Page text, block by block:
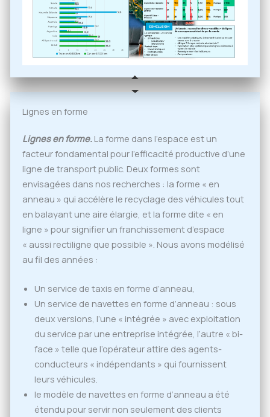
Lignes en forme
Lignes en forme. La forme dans l’espace est un
facteur fondamental pour l’efficacité productive d’une
ligne de transport public. Deux formes sont
envisagées dans nos recherches : la forme « en
anneau » qui accélère le recyclage des véhicules tout
en balayant une aire élargie, et la forme dite « en
ligne » pour signifier un franchissement d’espace
« aussi rectiligne que possible ». Nous avons modélisé
au fil des années :
Un service de taxis en forme d’anneau,
Un service de navettes en forme d’anneau : sous
deux versions, l’une « intégrée » avec exploitation
du service par une entreprise intégrée, l’autre « bi-
face » telle que l’opérateur attire des agents-
conducteurs « indépendants » qui fournissent
leurs véhicules.
le modèle de navettes en forme d’anneau a été
étendu pour servir non seulement des clients